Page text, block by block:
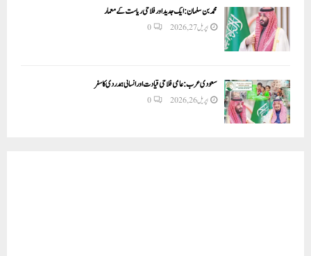
محمد بن سلمان: ایک جدید اور فلاحی ریاست کے معمار
اپریل 27, 2026 0
سعودی عرب: عالمی فلاحی قیادت اور انسانی ہمدردی کا سفر
اپریل 26, 2026 0